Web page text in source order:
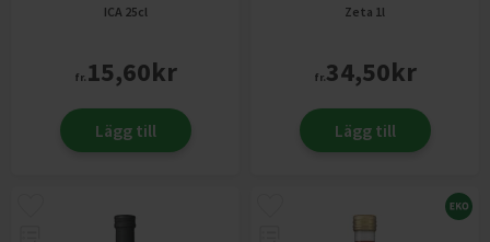
ICA 25cl
fr. 15,60kr
Lägg till
Zeta 1l
fr.34,50kr
Lägg till